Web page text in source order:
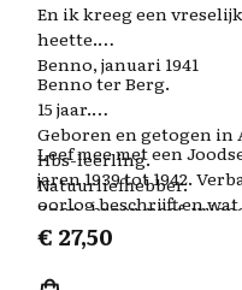
En ik kreeg een
heette.
Benno, januari 1941
Benno ter Berg.
15 jaar.
Geboren en getogen in
Hbs-leerling.
Natuurliefhebber.
Zoon, broer, neef,
En Joods.
Leef mee met een
jaren 1939 tot 1942.
oorlog beschrijft en
doet. Benno begint
de
zijn verhaal
€ 27,50